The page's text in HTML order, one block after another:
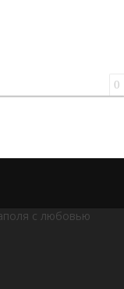
0